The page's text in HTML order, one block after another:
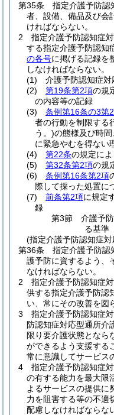
第35条
指定介護予防認
者、設備、備品及び会
ければならない。
2
指定介護予防認知症
する指定介護予防認知
の各号に掲げる記録を
しなければならない。
(1)
介護予防認知症
(2)
第19条第2項の規
の内容等の記録
(3)
条例第16条の3第
者の行動を制限する
う。)の態様及び時
に緊急やむを得ない
(4)
第22条の規定に
(5)
第32条第2項の規
(6)
条例第16条第2項
際して採った処置に
(7)
前条第2項に規定
録
第3節
介護予
る基準
(指定介護予防認知症
第36条
指定介護予防認
護予防に資するよう、
なければならない。
2
指定介護予防認知症
供する指定介護予防認
い、常にその改善を図
3
指定介護予防認知症
防認知症対応型通所介
限り要介護状態となら
ができるよう支援する
常に意識してサービス
4
指定介護予防認知症
の有する能力を最大限
よるサービスの提供に
力を阻害する等の不適
配慮しなければならな